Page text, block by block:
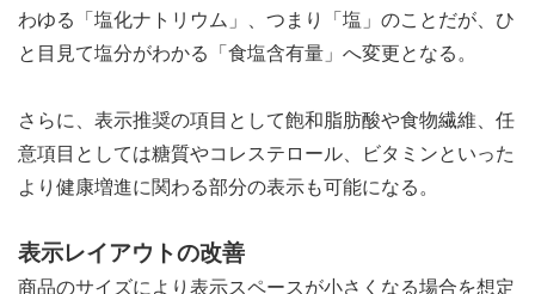
わゆる「塩化ナトリウム」、つまり「塩」のことだが、ひ
と目見て塩分がわかる「食塩含有量」へ変更となる。
さらに、表示推奨の項目として飽和脂肪酸や食物繊維、任
意項目としては糖質やコレステロール、ビタミンといった
より健康増進に関わる部分の表示も可能になる。
表示レイアウトの改善
商品のサイズにより表示スペースが小さくなる場合を想定